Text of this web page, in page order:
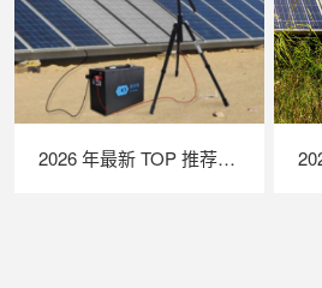
2026 年最新 TOP 推荐｜便携式 EL 检测仪实力排行，LAILX LXG50 深度测评